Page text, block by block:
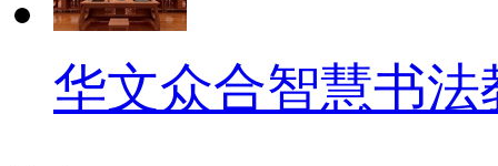
华文众合智慧书法